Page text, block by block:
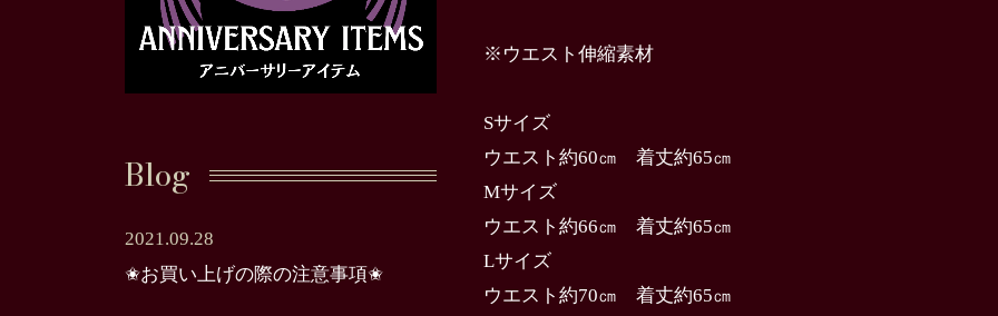
※ウエスト伸縮素材
Sサイズ
ウエスト約60㎝ 着丈約65㎝
Mサイズ
ウエスト約66㎝ 着丈約65㎝
Lサイズ
ウエスト約70㎝ 着丈約65㎝
Blog
2021.09.28
✬お買い上げの際の注意事項✬